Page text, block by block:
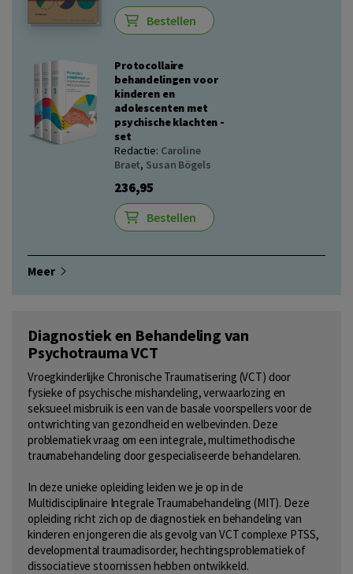
Bestellen
Protocollaire
behandelingen voor
kinderen en
adolescenten met
psychische klachten -
set
Redactie: Caroline
Braet, Susan Bögels
236,95
Bestellen
Meer
Diagnostiek en Behandeling van
Psychotrauma VCT
Vroegkinderlijke Chronische Traumatisering (VCT) door
fysieke of psychische mishandeling, verwaarlozing en
seksueel misbruik is een van de basale voorspellers voor de
ontwrichting van gezondheid en welbevinden. Deze
problematiek vraag om een integrale, multimethodische
traumabehandeling door gespecialiseerde behandelaren.
In deze unieke opleiding leiden we je op in de
Multidisciplinaire Integrale Traumabehandeling (MIT). Deze
opleiding richt zich op de diagnostiek en behandeling van
kinderen en jongeren die als gevolg van VCT complexe PTSS,
developmental traumadisorder, hechtingsproblematiek of
dissociatieve stoornissen hebben ontwikkeld.